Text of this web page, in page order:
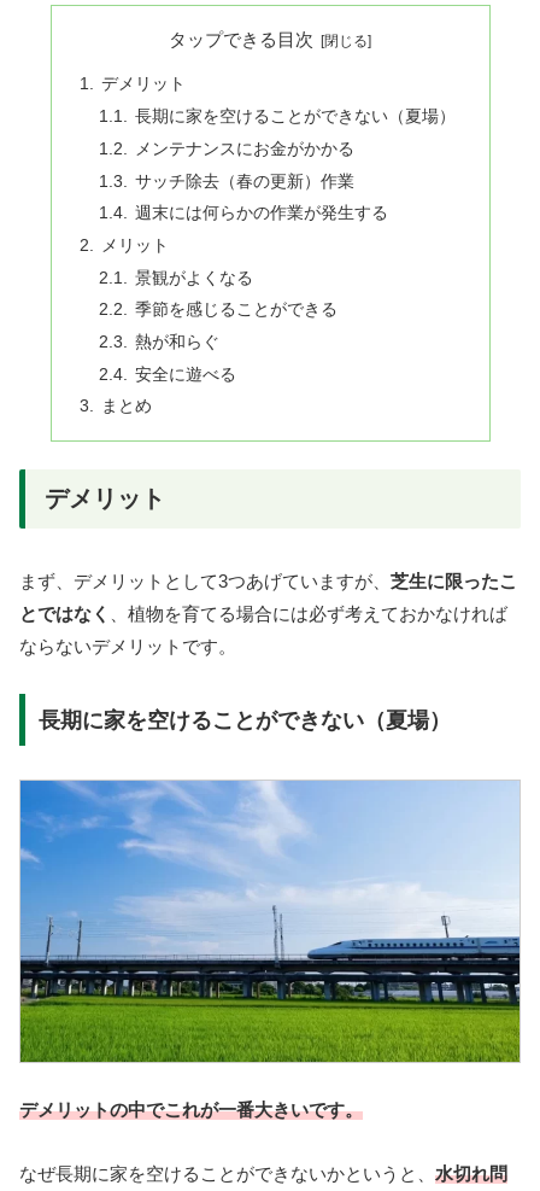
タップできる目次
デメリット
長期に家を空けることができない（夏場）
メンテナンスにお金がかかる
サッチ除去（春の更新）作業
週末には何らかの作業が発生する
メリット
景観がよくなる
季節を感じることができる
熱が和らぐ
安全に遊べる
まとめ
デメリット
まず、デメリットとして3つあげていますが、 芝生に限ったこ
とではなく
、植物を育てる場合には必ず考えておかなければ
ならないデメリットです。
長期に家を空けることができない（夏場）
デメリットの中でこれが一番大きいです。
なぜ長期に家を空けることができないかというと、 水切れ問